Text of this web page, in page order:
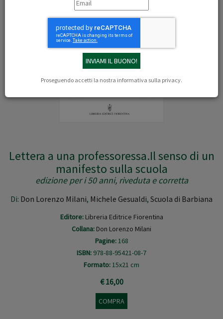
Proseguendo accetti la nostra informativa sulla privacy.
Lettera a una professoressa.Il senso di un
manifesto sulla scuola
edizione per i 50 anni, riveduta e corretta
Di: Don Lorenzo Milani, Michele Gesualdi, Scuola di Barbiana
Editore: Libreria Editrice Fiorentina
Collana: Don Lorenzo Milani
Pagine:168
ISBN: 978-88-95421-08-7
Formato:15x21 cm
€ 16,00
COMPRA